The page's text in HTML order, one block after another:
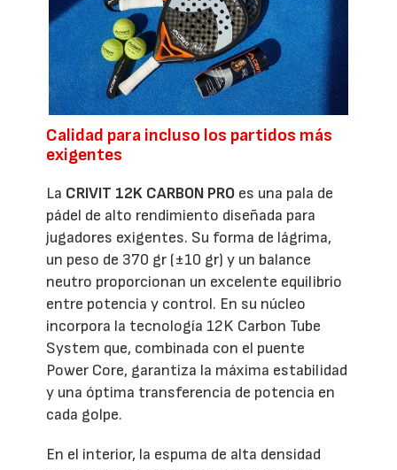
Calidad para incluso los partidos más
exigentes
La CRIVIT 12K CARBON PRO es una pala de
pádel de alto rendimiento diseñada para
jugadores exigentes. Su forma de lágrima,
un peso de 370 gr (±10 gr) y un balance
neutro proporcionan un excelente equilibrio
entre potencia y control. En su núcleo
incorpora la tecnología 12K Carbon Tube
System que, combinada con el puente
Power Core, garantiza la máxima estabilidad
y una óptima transferencia de potencia en
cada golpe.
En el interior, la espuma de alta densidad